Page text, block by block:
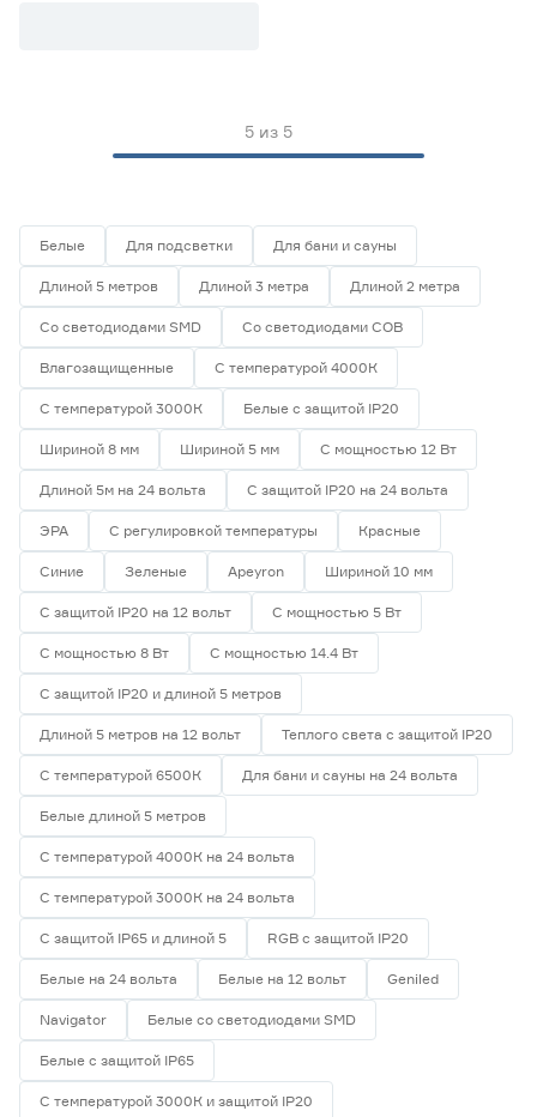
20 33
67 68
Длина (м)
1 1,2 2
3 5
Ширина (мм)
5 6
10 12
Ещё 1
Напряжение (В)
5 12 24
230
Мощность (Вт/м)
8 12 14,4
5 7
Ещё 11
Индекс цветопередачи (Ra)
70
5 из 5
Белые Для подсветки Для бани и сауны
Длиной 5 метров Длиной 3 метра Длиной 2 метра
Со светодиодами SMD Со светодиодами СОВ
Влагозащищенные С температурой 4000К
С температурой 3000К Белые с защитой IP20
Шириной 8 мм Шириной 5 мм С мощностью 12 Вт
Длиной 5м на 24 вольта С защитой IP20 на 24 вольта
ЭРА С регулировкой температуры Красные
Синие Зеленые Apeyron Шириной 10 мм
С защитой IP20 на 12 вольт С мощностью 5 Вт
С мощностью 8 Вт С мощностью 14.4 Вт
С защитой IP20 и длиной 5 метров
Длиной 5 метров на 12 вольт Теплого света с защитой IP20
С температурой 6500К Для бани и сауны на 24 вольта
Белые длиной 5 метров
С температурой 4000К на 24 вольта
С температурой 3000К на 24 вольта
С защитой IP65 и длиной 5 RGB с защитой IP20
Белые на 24 вольта Белые на 12 вольт Geniled
Navigator Белые со светодиодами SMD
Белые с защитой IP65
С температурой 3000К и защитой IP20